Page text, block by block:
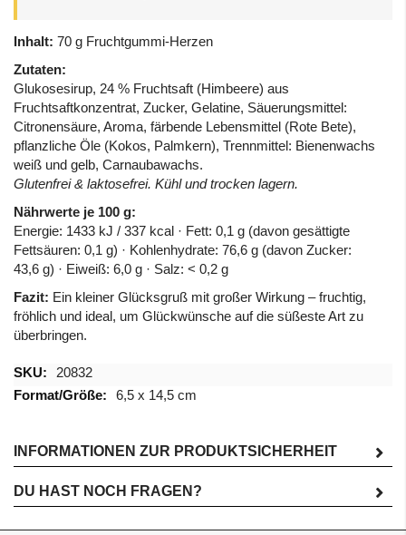
Inhalt: 70 g Fruchtgummi-Herzen
Zutaten:
Glukosesirup, 24 % Fruchtsaft (Himbeere) aus
Fruchtsaftkonzentrat, Zucker, Gelatine, Säuerungsmittel:
Citronensäure, Aroma, färbende Lebensmittel (Rote Bete),
pflanzliche Öle (Kokos, Palmkern), Trennmittel: Bienenwachs
weiß und gelb, Carnaubawachs.
Glutenfrei & laktosefrei. Kühl und trocken lagern.
Nährwerte je 100 g:
Energie: 1433 kJ / 337 kcal · Fett: 0,1 g (davon gesättigte
Fettsäuren: 0,1 g) · Kohlenhydrate: 76,6 g (davon Zucker:
43,6 g) · Eiweiß: 6,0 g · Salz: < 0,2 g
Fazit: Ein kleiner Glücksgruß mit großer Wirkung – fruchtig,
fröhlich und ideal, um Glückwünsche auf die süßeste Art zu
überbringen.
Mehr
Informationen
20832
6,5 x 14,5 cm
INFORMATIONEN ZUR PRODUKTSICHERHEIT
DU HAST NOCH FRAGEN?